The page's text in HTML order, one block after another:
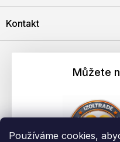
Používáme cookies,
Kontakt
Můžete